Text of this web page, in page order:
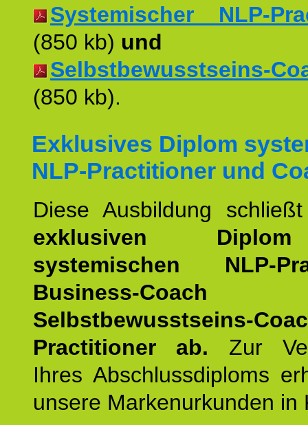
Systemischer NLP-
(850 kb) und
Selbstbewusstseins-
(850 kb).
Exklusives Diplom
NLP-Practitioner und
Diese Ausbildung
exklusiven
systemischen NLP-
Business-Coach
Selbstbewusstseins-
Practitioner ab. Zur
Ihres Abschlussdiploms
unsere Markenurkunden in